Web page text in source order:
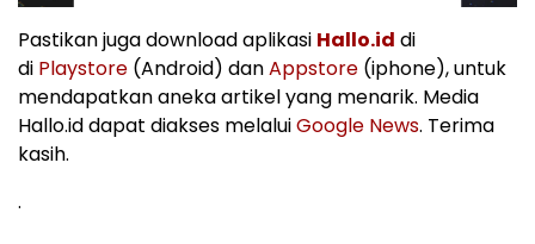
Pastikan juga download aplikasi Hallo.id di
di Playstore (Android) danAppstore (iphone), untuk
mendapatkan aneka artikel yang menarik. Media
Hallo.id dapat diakses melaluiGoogle News. Terima
kasih.
.